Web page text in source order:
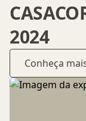
2024
Conheça